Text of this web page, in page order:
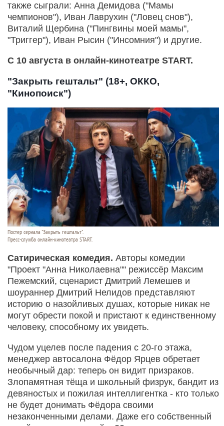
также сыграли: Анна Демидова ("Мамы
чемпионов"), Иван Лаврухин ("Ловец снов"),
Виталий Щербина ("Пингвины моей мамы",
"Триггер"), Иван Рысин ("Инсомния") и другие.
С 10 августа в онлайн-кинотеатре START.
"Закрыть гештальт" (18+, ОККО,
"Кинопоиск")
Постер сериала "Закрыть гештальт".
Пресс-служба онлайн-кинотеатра START.
Сатирическая комедия. Авторы комедии
"Проект "Анна Николаевна"" режиссёр Максим
Пежемский, сценарист Дмитрий Лемешев и
шоураннер Дмитрий Нелидов представляют
историю о назойливых душах, которые никак не
могут обрести покой и пристают к единственному
человеку, способному их увидеть.
Чудом уцелев после падения с 20-го этажа,
менеджер автосалона Фёдор Ярцев обретает
необычный дар: теперь он видит призраков.
Злопамятная тёща и школьный физрук, бандит из
девяностых и пожилая интеллигентка - кто только
не будет донимать Фёдора своими
незаконченными делами. Даже его собственный